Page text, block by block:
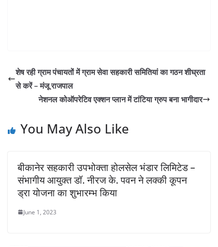
शेष रही ग्राम पंचायतों में ग्राम सेवा सहकारी समितियां का गठन शीघ्रता
से करें – मंजू राजपाल
नेशनल कोऑपरेटिव एक्शन प्लान में टांटिया ग्रुप बना भागीदार
You May Also Like
बीकानेर सहकारी उपभोक्ता होलसेल भंडार लिमिटेड –
संभागीय आयुक्त डॉ. नीरज के. पवन ने लक्की कूपन
ड्रा योजना का शुभारम्भ किया
June 1, 2023